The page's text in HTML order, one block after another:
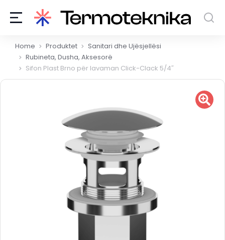
You are here:
Home Produktet
Sanitari dhe Ujësjellësi
Rubineta, Dusha, Aksesorë
Sifon Plast Brno për lavaman Click-Clack 5/4″